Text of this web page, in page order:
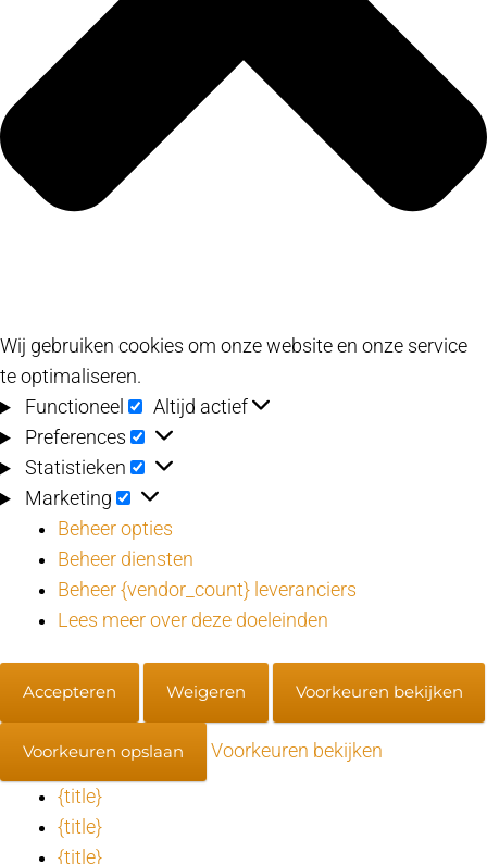
Wij gebruiken cookies om onze website en onze service
te optimaliseren.
Functioneel
Functioneel
Altijd actief
Preferences
Preferences
Statistieken Statistieken
Marketing Marketing
Beheer opties
Beheer diensten
Beheer {vendor_count} leveranciers
Lees meer over deze doeleinden
Accepteren Weigeren Voorkeuren bekijken
Voorkeuren opslaan Voorkeuren bekijken
{title}
{title}
{title}